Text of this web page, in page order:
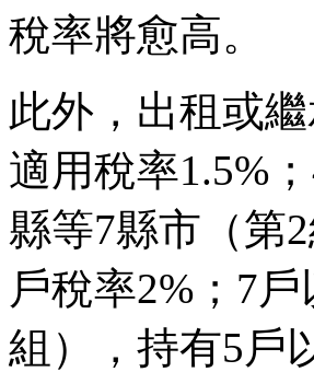
稅率將愈高。
此外，出租或
適用稅率1.5%
縣等7縣市（第
戶稅率2%；7
組），持有5戶